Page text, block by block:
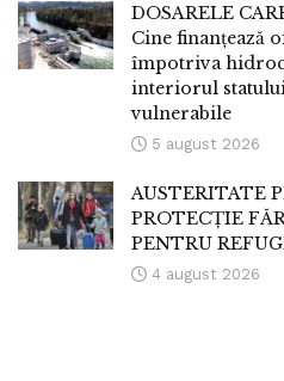
DOSARELE
Cine finanțează
împotriva
interiorul
vulnerabile
5 august 2026
AUSTERITATE
PROTECȚIE
PENTRU
4 august 2026